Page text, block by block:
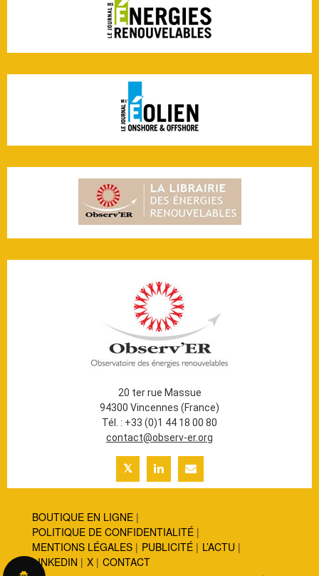
20 ter rue Massue
94300 Vincennes (France)
Tél. : +33 (0)1 44 18 00 80
contact@observ-er.org
BOUTIQUE EN LIGNE
POLITIQUE DE CONFIDENTIALITÉ
MENTIONS LÉGALES
PUBLICITÉ
L’ACTU
LINKEDIN
X CONTACT